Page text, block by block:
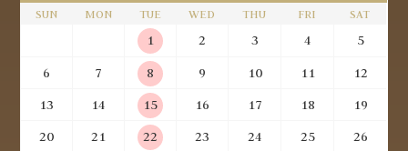
SUN MON TUE WED THU FRI SAT
1 2 3 4
5
6
7 8 9 10 11
12
13
14 15 16 17 18
19
20
21 22 23 24 25 26